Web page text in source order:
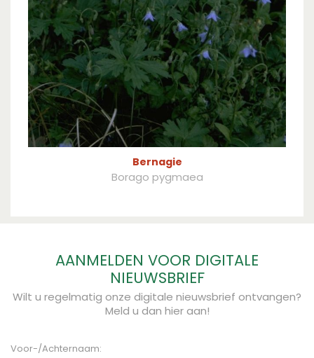
Bernagie
Borago pygmaea
AANMELDEN VOOR DIGITALE
NIEUWSBRIEF
Wilt u regelmatig onze digitale nieuwsbrief ontvangen?
Meld u dan hier aan!
Voor-/Achternaam: